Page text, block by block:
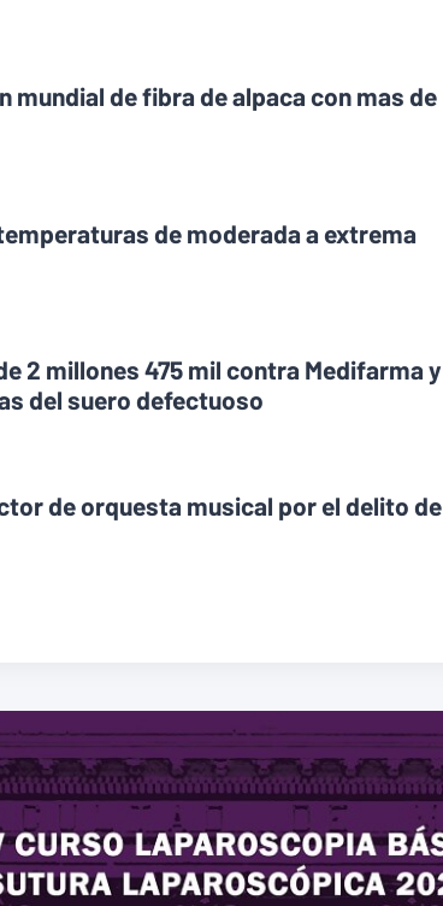
mundial de fibra de alpaca con mas de
de moderada a extrema
2 millones 475 mil contra Medifarma y
del suero defectuoso
de orquesta musical por el delito de